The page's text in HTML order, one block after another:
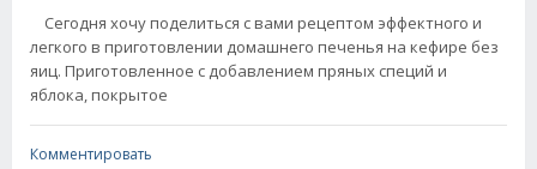
Сегодня хочу поделиться с вами рецептом эффектного и
легкого в приготовлении домашнего печенья на кефире без
яиц. Приготовленное с добавлением пряных специй и
яблока, покрытое
Комментировать